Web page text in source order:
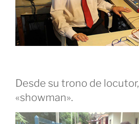
Desde su trono de
«showman».